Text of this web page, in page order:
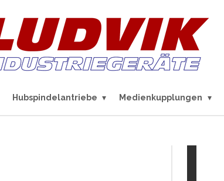
Hubspindelantriebe Medienkupplungen